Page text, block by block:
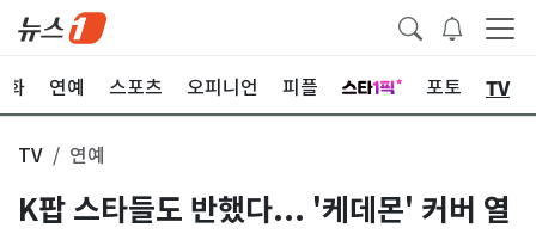
화 연예 스포츠 오피니언 피플 포토 TV
TV 연예
K팝 스타들도 반했다... '케데몬' 커버 열